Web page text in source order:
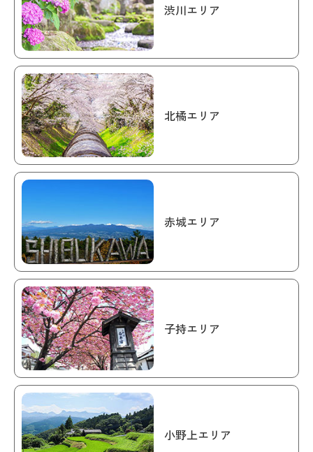
渋川エリア
北橘エリア
赤城エリア
子持エリア
小野上エリア